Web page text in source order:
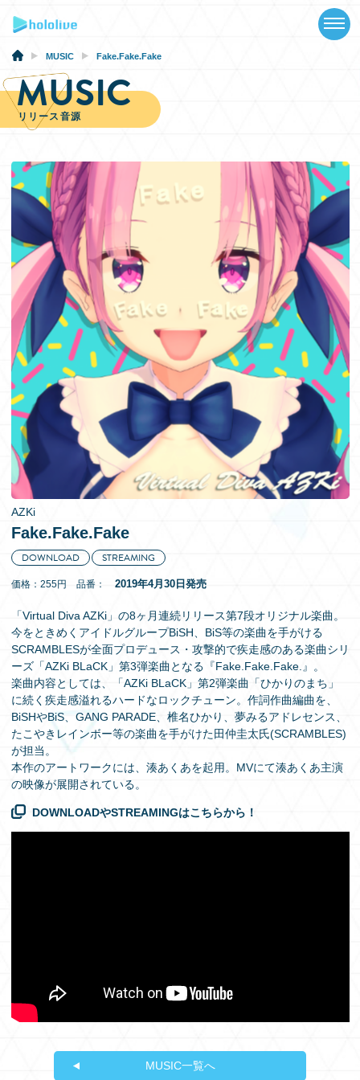
SCHEDULE
EVENTS
GOODS
SPECIAL
EN
MUSIC Fake.Fake.Fake
MUSIC
リリース音源
AZKi
Fake.Fake.Fake
DOWNLOAD STREAMING
価格：255円 品番： 2019年4月30日発売
「Virtual Diva AZKi」の8ヶ月連続リリース第7段オリジナル楽曲。
今をときめくアイドルグループBiSH、BiS等の楽曲を手がける
SCRAMBLESが全面プロデュース・攻撃的で疾走感のある楽曲シリ
ーズ「AZKi BLaCK」第3弾楽曲となる『Fake.Fake.Fake.』。
楽曲内容としては、「AZKi BLaCK」第2弾楽曲「ひかりのまち」
に続く疾走感溢れるハードなロックチューン。作詞作曲編曲を、
BiSHやBiS、GANG PARADE、椎名ひかり、夢みるアドレセンス、
たこやきレインボー等の楽曲を手がけた田仲圭太氏(SCRAMBLES)
が担当。
本作のアートワークには、湊あくあを起用。MVにて湊あくあ主演
の映像が展開されている。
DOWNLOADやSTREAMINGはこちらから！
MUSIC一覧へ